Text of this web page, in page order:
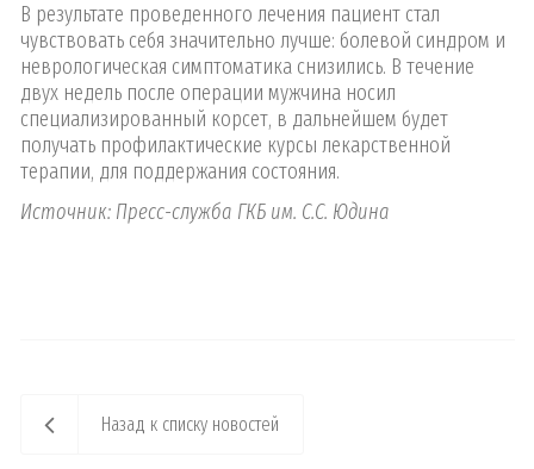
В результате проведенного лечения пациент стал
чувствовать себя значительно лучше: болевой синдром и
неврологическая симптоматика снизились. В течение
двух недель после операции мужчина носил
специализированный корсет, в дальнейшем будет
получать профилактические курсы лекарственной
терапии, для поддержания состояния.
Источник: Пресс-служба ГКБ им. С.С. Юдина
Назад к списку новостей